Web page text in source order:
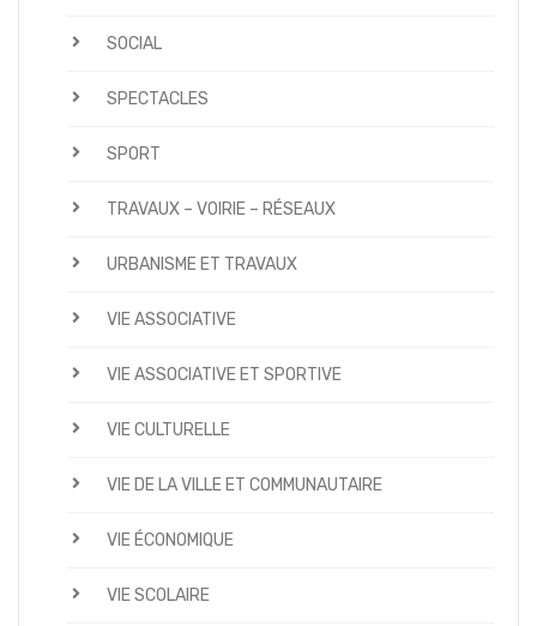
SOCIAL
SPECTACLES
SPORT
TRAVAUX – VOIRIE – RÉSEAUX
URBANISME ET TRAVAUX
VIE ASSOCIATIVE
VIE ASSOCIATIVE ET SPORTIVE
VIE CULTURELLE
VIE DE LA VILLE ET COMMUNAUTAIRE
VIE ÉCONOMIQUE
VIE SCOLAIRE